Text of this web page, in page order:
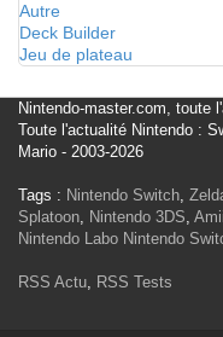
Autre
Deck Builder
Jeu de plateau
Nintendo-master.com, toute
Toute l'actualité Nintendo :
Mario - 2003-2026
Tags : Nintendo Switch,
Splatoon, Nintendo 3DS,
Nintendo Labo Nintendo
RSS Actu, RSS Tests